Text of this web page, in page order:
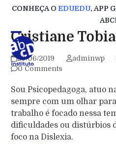
Skip
content
CONHEÇA O EDUEDU, APP
Cristiane
29/06/2019 adminwp
0 Comments
Sou Psicopedagoga, atuo
sempre com um olhar
trabalho é focado nessa
dificuldades ou distúrbios
foco na Dislexia.